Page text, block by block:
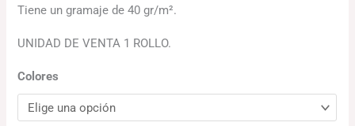
Tiene un gramaje de 40 gr/m².
UNIDAD DE VENTA 1 ROLLO.
Colores